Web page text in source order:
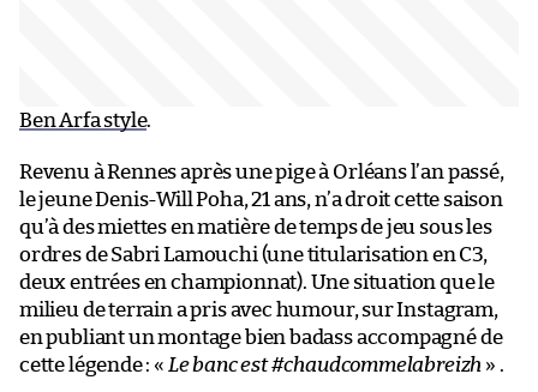
Ben Arfa style.
Revenu à Rennes après une pige à Orléans l’an passé,
le jeune Denis-Will Poha, 21 ans, n’a droit cette saison
qu’à des miettes en matière de temps de jeu sous les
ordres de Sabri Lamouchi (une titularisation en C3,
deux entrées en championnat). Une situation que le
milieu de terrain a pris avec humour, sur Instagram,
en publiant un montage bien badass accompagné de
cette légende : « Le banc est #chaudcommelabreizh » .